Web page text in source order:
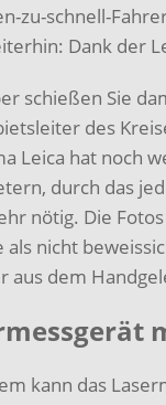
zu-schnell-
Dank der
schießen Sie
des
Leica hat noch
durch das
nötig. Die
als nicht
aus dem
kann das